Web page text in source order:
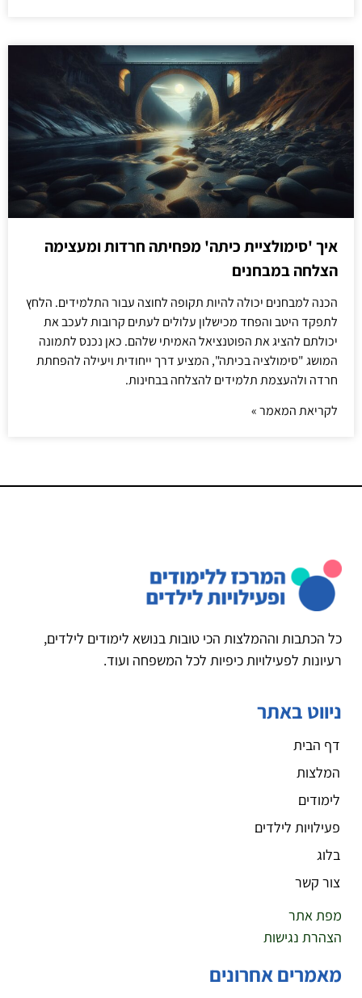
איך 'סימולציית כיתה' מפחיתה חרדות ומעצימה
הצלחה במבחנים
הכנה למבחנים יכולה להיות תקופה לחוצה עבור התלמידים. הלחץ
לתפקד היטב והפחד מכישלון עלולים לעתים קרובות לעכב את
יכולתם להציג את הפוטנציאל האמיתי שלהם. כאן נכנס לתמונה
המושג "סימולציה בכיתה", המציע דרך ייחודית ויעילה להפחתת
חרדה ולהעצמת תלמידים להצלחה בבחינות.
לקריאת המאמר »
כל הכתבות וההמלצות הכי טובות בנושא לימודים לילדים,
רעיונות לפעילויות כיפיות לכל המשפחה ועוד.
ניווט באתר
דף הבית
המלצות
לימודים
פעילויות לילדים
בלוג
צור קשר
מפת אתר
הצהרת נגישות
מאמרים אחרונים